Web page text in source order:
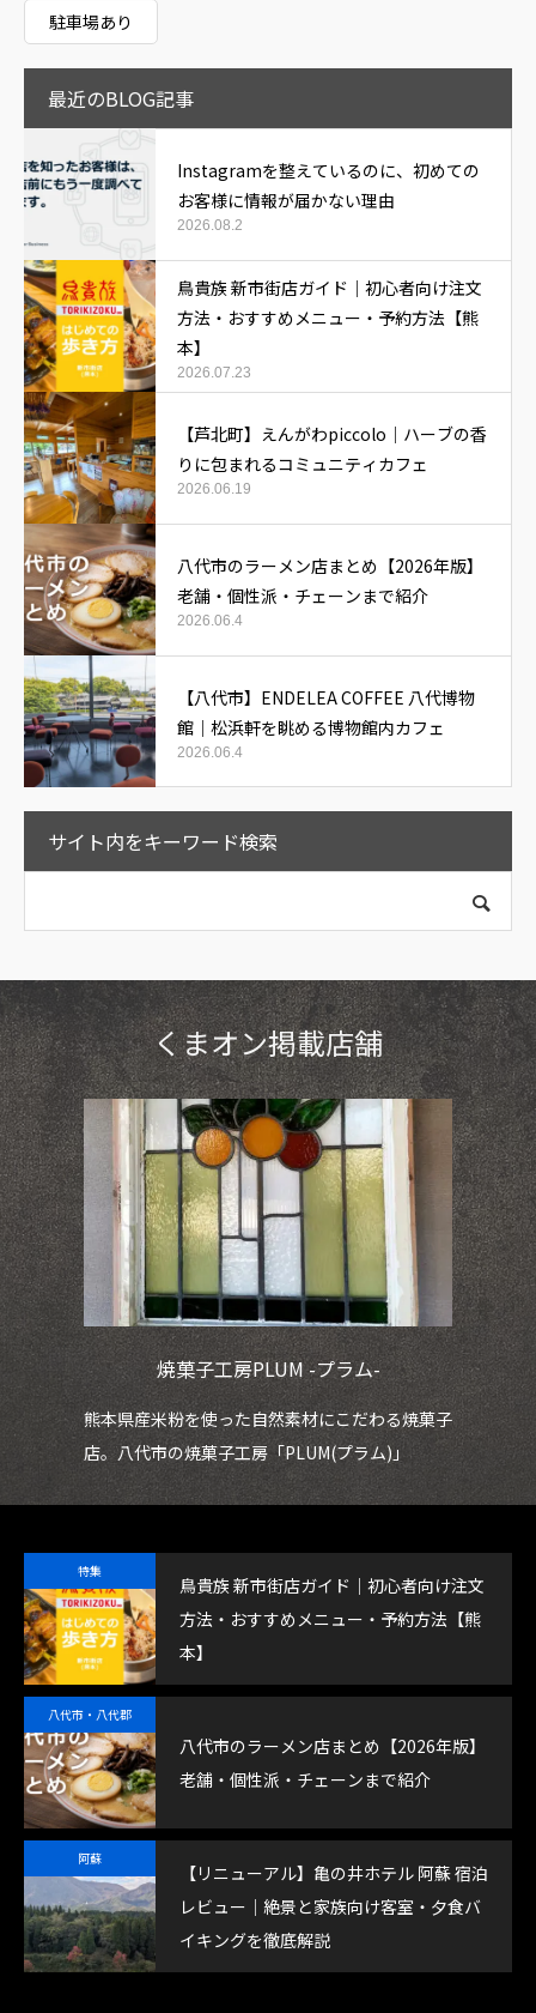
駐車場あり
最近のBLOG記事
Instagramを整えているのに、初めての
お客様に情報が届かない理由
2026.08.2
鳥貴族 新市街店ガイド｜初心者向け注文
方法・おすすめメニュー・予約方法【熊
本】
2026.07.23
【芦北町】えんがわpiccolo｜ハーブの香
りに包まれるコミュニティカフェ
2026.06.19
八代市のラーメン店まとめ【2026年版】
老舗・個性派・チェーンまで紹介
2026.06.4
【八代市】ENDELEA COFFEE 八代博物
館｜松浜軒を眺める博物館内カフェ
2026.06.4
サイト内をキーワード検索
くまオン掲載店舗
焼菓子工房PLUM -プラム-
熊本県産米粉を使った自然素材にこだわる焼菓子
店。八代市の焼菓子工房「PLUM(プラム)」
魚
特集
鳥貴族 新市街店ガイド｜初心者向け注文
方法・おすすめメニュー・予約方法【熊
本】
八代市・八代郡
八代市のラーメン店まとめ【2026年版】
老舗・個性派・チェーンまで紹介
阿蘇
【リニューアル】亀の井ホテル 阿蘇 宿泊
レビュー｜絶景と家族向け客室・夕食バ
イキングを徹底解説